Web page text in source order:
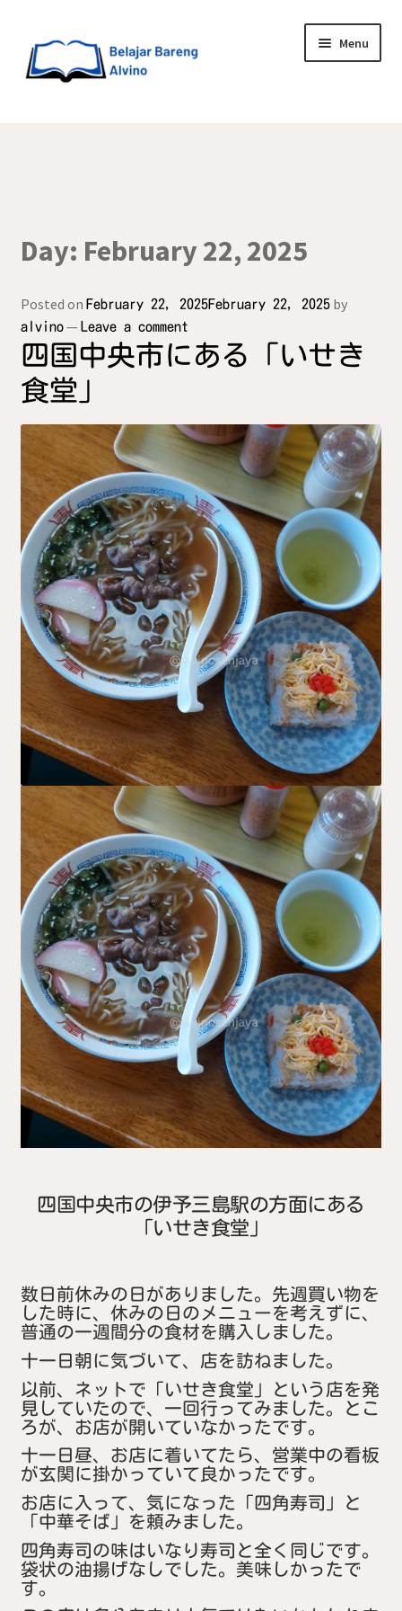
Menu
ABOUT ME
Day: February 22, 2025
Posted on February 22, 2025February 22, 2025 by
alvino — Leave a comment
四国中央市にある「いせき
食堂」
四国中央市の伊予三島駅の方面にある
「いせき食堂」
数日前休みの日がありました。先週買い物を
した時に、休みの日のメニューを考えずに、
普通の一週間分の食材を購入しました。
十一日朝に気づいて、店を訪ねました。
以前、ネットで「いせき食堂」という店を発
見していたので、一回行ってみました。とこ
ろが、お店が開いていなかったです。
十一日昼、お店に着いてたら、営業中の看板
が玄関に掛かっていて良かったです。
お店に入って、気になった「四角寿司」と
「中華そば」を頼みました。
四角寿司の味はいなり寿司と全く同じです。
袋状の油揚げなしでした。美味しかったで
す。